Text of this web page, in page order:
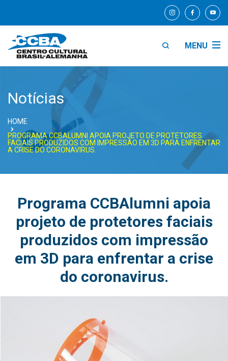
MENU
Notícias
HOME
PROGRAMA CCBALUMNI APOIA PROJETO DE PROTETORES
FACIAIS PRODUZIDOS COM IMPRESSÃO EM 3D PARA ENFRENTAR
A CRISE DO CORONAVIRUS.
Programa CCBAlumni apoia
projeto de protetores faciais
produzidos com impressão
em 3D para enfrentar a crise
do coronavirus.